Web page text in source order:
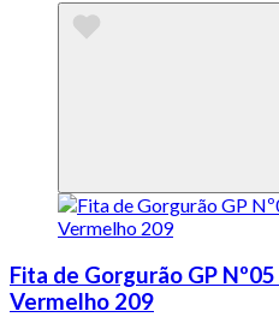
Fita de Gorgurão GP
Vermelho 209